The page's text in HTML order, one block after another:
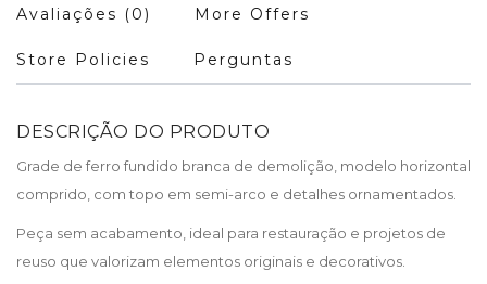
Avaliações (0) More Offers
Store Policies Perguntas
DESCRIÇÃO DO PRODUTO
Grade de ferro fundido branca de demolição, modelo horizontal
comprido, com topo em semi-arco e detalhes ornamentados.
Peça sem acabamento, ideal para restauração e projetos de
reuso que valorizam elementos originais e decorativos.